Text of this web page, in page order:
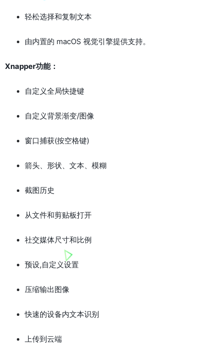
轻松选择和复制文本
由内置的 macOS 视觉引擎提供支持。
Xnapper功能：
自定义全局快捷键
自定义背景渐变/图像
窗口捕获(按空格键)
箭头、形状、文本、模糊
截图历史
从文件和剪贴板打开
社交媒体尺寸和比例
预设,自定义设置
压缩输出图像
快速的设备内文本识别
上传到云端